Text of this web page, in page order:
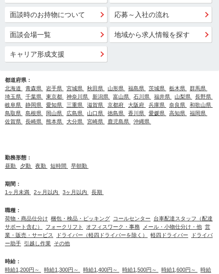
面談時のお持物について 応募～入社の流れ
面談会場一覧 地域から求人情報を探す
キャリア形成支援
都道府県：
北海道
青森県 岩手県 宮城県 秋田県 山形県 福島県 茨城県 栃木県
群馬県
埼玉県
千葉県 東京都 神奈川県 新潟県 富山県 石川県 福井県 山梨県
長野県
岐阜県
静岡県 愛知県 三重県 滋賀県 京都府 大阪府 兵庫県 奈良県
和歌山県
鳥取県
島根県 岡山県 広島県 山口県 徳島県 香川県 愛媛県 高知県
福岡県
佐賀県
長崎県 熊本県 大分県 宮崎県 鹿児島県 沖縄県
勤務形態：
昼勤
夕勤 夜勤 短時間 早朝勤
期間：
1ヶ月未満
2ヶ月以内 3ヶ月以内 長期
職種：
荷物・商品仕分け 梱包・検品・ピッキング コールセンター
台車配達スタッフ（配達
サポート含む）
フォークリフト オフィスワーク・事務 メール・小物仕分け・他 営
業・販売・サービス
ドライバー（軽四ドライバーを除く） 軽四ドライバー
ドライバ
ー助手 引越し作業 その他
時給：
時給1,200円～
時給1,300円～ 時給1,400円～ 時給1,500円～ 時給1,600円～ 時給